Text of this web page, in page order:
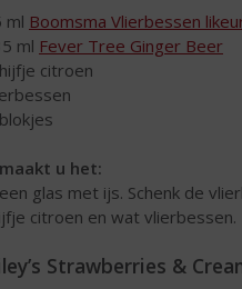
ml Boomsma Vlierbessen
ml Fever Tree Ginger Beer
citroen
u het:
glas met ijs. Schenk de
citroen en wat vlierbessen.
Strawberries &